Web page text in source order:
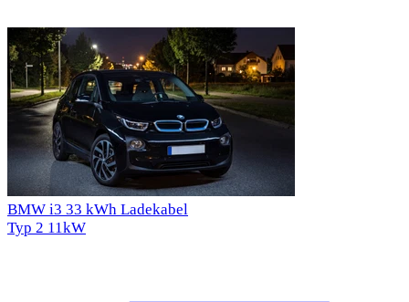
BMW i3 33 kWh Ladekabel
Typ 2 11kW